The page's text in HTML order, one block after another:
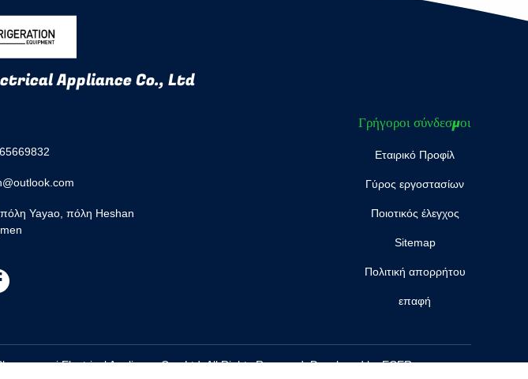
Appliance Co., Ltd
Yayao, πόλη Heshan
Γρήγοροι σύνδεσμοι
Εταιρικό Προφίλ
Γύρος εργοστασίων
Ποιοτικός έλεγχος
Sitemap
Πολιτική απορρήτου
επαφή
Electrical Appliance Co., Ltd. All Rights Reserved. Developed byECER